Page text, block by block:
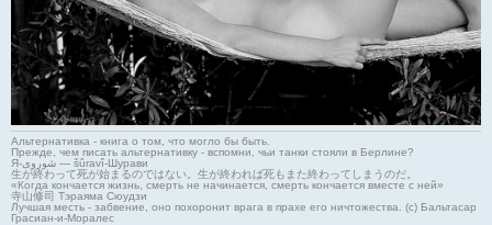
Альтернативка - книга о том, что могло бы быть.
Прежде, чем писать альтернативку - вспомни, чьи танки стояли в Берлине?
Я-شوروی — šûravî-Шурави
生が終わって死が始まるのではない。生が終われば死もまた終わってしまうのだ。
«Когда кончается жизнь, смерть не начинается, смерть кончается вместе с ней»
寺山修司 Тэраяма Сюудзи
Лучшая месть - забвение, оно похоронит врага в прахе его ничтожества. (с) Бальтасар
Грасиан-и-Моралес